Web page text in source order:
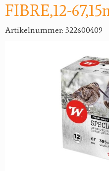
FIBRE,12-
Artikelnummer: 322600409